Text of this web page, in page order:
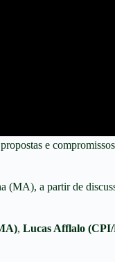
e
(MA), a partir de
, Lucas Afflalo